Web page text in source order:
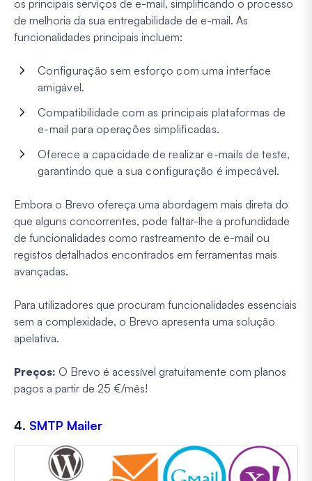
os principais serviços de e-mail, simplificando o processo
de melhoria da sua entregabilidade de e-mail. As
funcionalidades principais incluem:
Configuração sem esforço com uma interface
amigável.
Compatibilidade com as principais plataformas de
e-mail para operações simplificadas.
Oferece a capacidade de realizar e-mails de teste,
garantindo que a sua configuração é impecável.
Embora o Brevo ofereça uma abordagem mais direta do
que alguns concorrentes, pode faltar-lhe a profundidade
de funcionalidades como rastreamento de e-mail ou
registos detalhados encontrados em ferramentas mais
avançadas.
Para utilizadores que procuram funcionalidades essenciais
sem a complexidade, o Brevo apresenta uma solução
apelativa.
Preços: O Brevo é acessível gratuitamente com planos
pagos a partir de 25 €/mês!
4. SMTP Mailer